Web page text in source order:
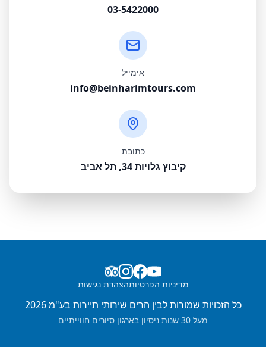
03-5422000
אימייל
info@beinharimtours.com
כתובת
קיבוץ גלויות 34, תל אביב
מדיניות הפרטיותהצהרת נגישות
כל הזכויות שמורות לבין הרים שירותי תיירות בע"מ 2026
מעל 30 שנות ניסיון בארגון סיורים חווייתיים